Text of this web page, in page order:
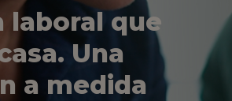
laboral que
Una
a medida